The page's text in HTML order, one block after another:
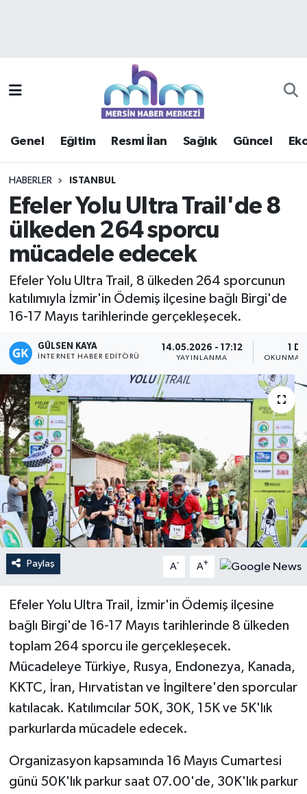
Genel Eğitim Resmi İlan Sağlık Güncel
HABERLER ISTANBUL
Efeler Yolu Ultra Trail'de 8
ülkeden 264 sporcu
mücadele edecek
Efeler Yolu Ultra Trail, 8 ülkeden 264 sporcunun
katılımıyla İzmir'in Ödemiş ilçesine bağlı Birgi'de
16-17 Mayıs tarihlerinde gerçekleşecek.
GÜLSEN KAYA
İNTERNET HABER EDITÖRÜ
14.05.2026 - 17:12
YAYINLANMA
1 DK
OKUNMA
Paylaş A- A+
Efeler Yolu Ultra Trail, İzmir'in Ödemiş ilçesine
bağlı Birgi'de 16-17 Mayıs tarihlerinde 8 ülkeden
toplam 264 sporcu ile gerçekleşecek.
Mücadeleye Türkiye, Rusya, Endonezya, Kanada,
KKTC, İran, Hırvatistan ve İngiltere'den sporcular
katılacak. Katılımcılar 50K, 30K, 15K ve 5K'lık
parkurlarda mücadele edecek.
Organizasyon kapsamında 16 Mayıs Cumartesi
günü 50K'lık parkur saat 07.00'de, 30K'lık parkur
Güncel
Haberde insan
Kültür - Sanat
Mersin Tarihi
Özel Haber
Politika
Resmi İlan
Sağlık
Spor
Sürmanşet
Teknoloji
Yaşam
Mersin Trafik Yoğunluk Haritası
Süper Lig Puan Durumu ve Fikstür
Haber Arşivi